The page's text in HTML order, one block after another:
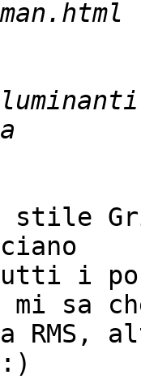
stile
tutti i
sa
RMS,